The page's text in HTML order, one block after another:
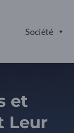
Société
et
Leur